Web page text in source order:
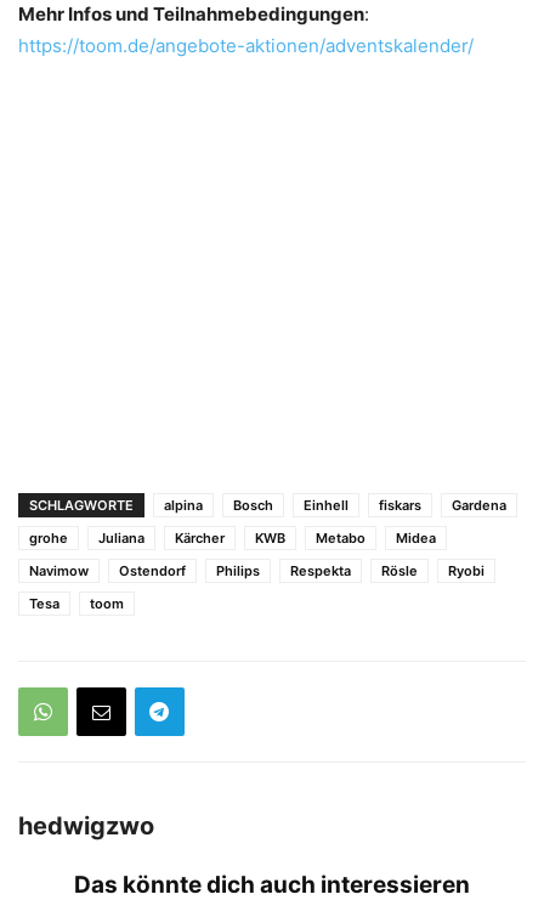
Mehr Infos und Teilnahmebedingungen:
https://toom.de/angebote-aktionen/adventskalender/
SCHLAGWORTE alpina Bosch Einhell fiskars
Gardena
grohe
Juliana Kärcher KWB Metabo
Midea
Navimow
Ostendorf Philips Respekta Rösle
Ryobi
Tesa
toom
hedwigzwo
Das könnte dich auch interessieren